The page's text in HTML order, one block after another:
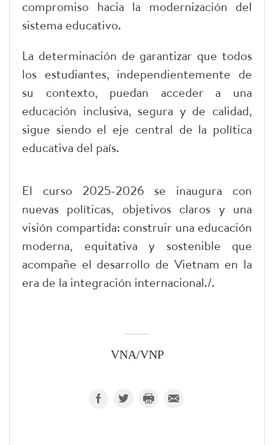
compromiso hacia la modernización del
sistema educativo.
La determinación de garantizar que todos
los estudiantes, independientemente de
su contexto, puedan acceder a una
educación inclusiva, segura y de calidad,
sigue siendo el eje central de la política
educativa del país.
El curso 2025-2026 se inaugura con
nuevas políticas, objetivos claros y una
visión compartida: construir una educación
moderna, equitativa y sostenible que
acompañe el desarrollo de Vietnam en la
era de la integración internacional./.
VNA/VNP